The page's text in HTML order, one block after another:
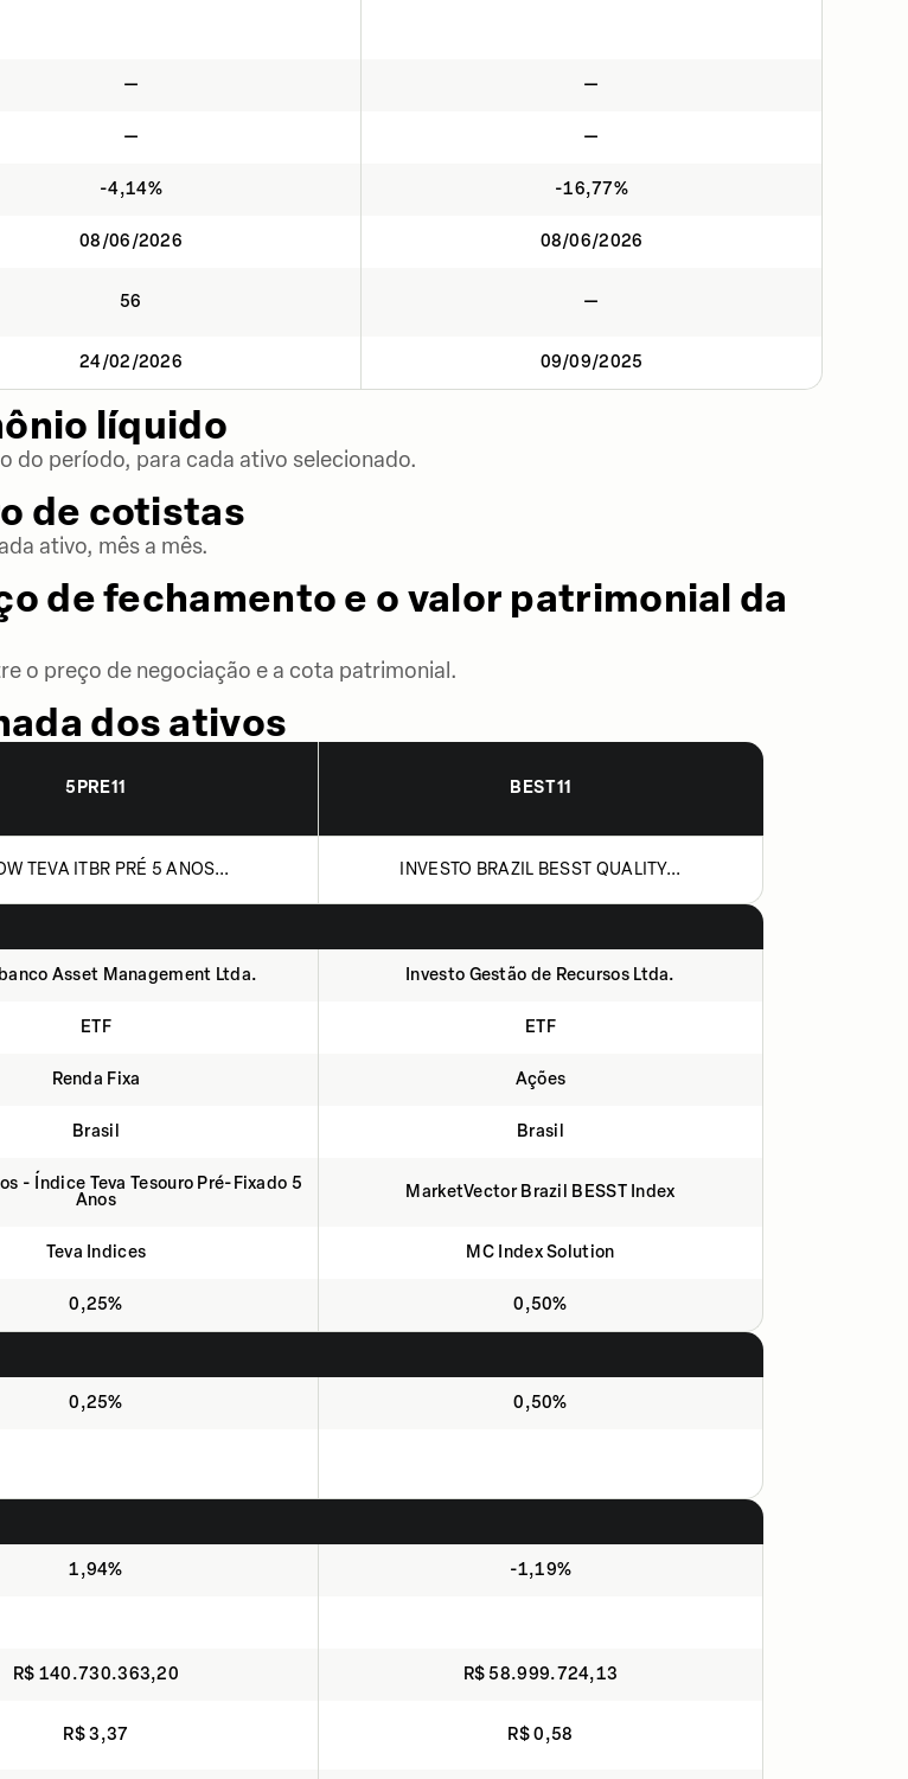
— —
— —
-4,14% -16,77%
08/06/2026 08/06/2026
56 —
24/02/2026
09/09/2025
líquido
do período, para cada ativo selecionado.
de cotistas
ativo, mês a mês.
de fechamento e o valor patrimonial da
o preço de negociação e a cota patrimonial.
dos ativos
5PRE11 BEST11
TEVA ITBR PRÉ 5 ANOS... INVESTO BRAZIL BESST QUALITY...
Asset Management Ltda. Investo Gestão de Recursos Ltda.
ETF ETF
Renda Fixa Ações
Brasil Brasil
- Índice Teva Tesouro Pré-Fixado 5
Anos
MarketVector Brazil BESST Index
Teva Indices MC Index Solution
0,25% 0,50%
0,25% 0,50%
1,94% -1,19%
R$ 140.730.363,20 R$ 58.999.724,13
R$ 3,37 R$ 0,58